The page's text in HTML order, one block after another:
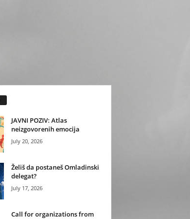
JAVNI POZIV: Atlas
neizgovorenih emocija
July 20, 2026
Želiš da postaneš Omladinski
delegat?
July 17, 2026
Call for organizations from